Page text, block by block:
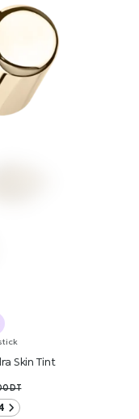
Skin Tint
DT